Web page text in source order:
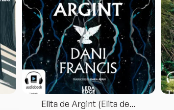
Elita de Argint (Elita de...